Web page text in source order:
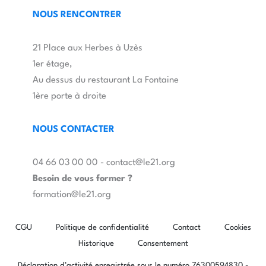
NOUS RENCONTRER
21 Place aux Herbes à Uzès
1er étage,
Au dessus du restaurant La Fontaine
1ère porte à droite
NOUS CONTACTER
04 66 03 00 00 - contact@le21.org
Besoin de vous former ?
formation@le21.org
CGU Politique de confidentialité Contact Cookies
Historique Consentement